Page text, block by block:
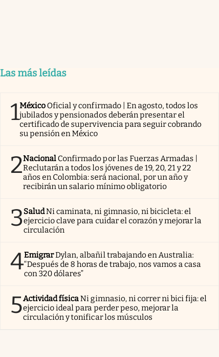
Las más leídas
1México Oficial y confirmado | En agosto, todos los
jubilados y pensionados deberán presentar el
certificado de supervivencia para seguir cobrando
su pensión en México
2Nacional Confirmado por las Fuerzas Armadas |
Reclutarán a todos los jóvenes de 19, 20, 21 y 22
años en Colombia: será nacional, por un año y
recibirán un salario mínimo obligatorio
3SaludNi caminata, ni gimnasio, ni bicicleta: el
ejercicio clave para cuidar el corazón y mejorar la
circulación
4EmigrarDylan, albañil trabajando en Australia:
“Después de 8 horas de trabajo, nos vamos a casa
con 320 dólares”
5Actividad físicaNi gimnasio, ni correr ni bici fija: el
ejercicio ideal para perder peso, mejorar la
circulación y tonificar los músculos